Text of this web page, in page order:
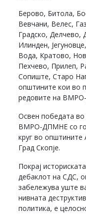
Берово, Битола,
Вевчани, Велес,
Градско, Делчево,
Илинден,
Вода, Кратово,
Пехчево, Прилеп,
Сопиште, Старо
општините кои во
редовите на
Освен победата во
ВМРО-ДПМНЕ со
круг во
Град Скопје.
Покрај
дебаклот на СДС,
забележува уште
нивната
политика, е